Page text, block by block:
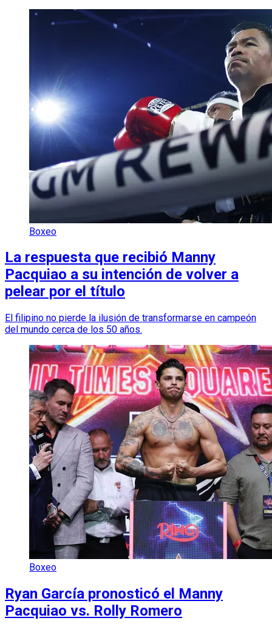
Boxeo
La respuesta que recibió Manny
Pacquiao a su intención de volver a
pelear por el título
El filipino no pierde la ilusión de transformarse en campeón
del mundo cerca de los 50 años.
Boxeo
Ryan García pronosticó el Manny
Pacquiao vs. Rolly Romero